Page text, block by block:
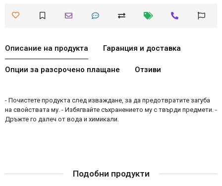
Описание на продукта Гаранция и доставка
Опции за разсрочено плащане Отзиви
- Почистете продукта след изваждане, за да предотвратите загуба
на свойствата му. - Избягвайте съхранението му с твърди предмети. -
Дръжте го далеч от вода и химикали.
Подобни продукти